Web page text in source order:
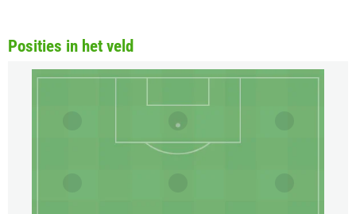
Posities in het veld